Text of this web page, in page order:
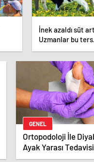
İnek azaldı süt
Uzmanlar bu ters
GENEL
Ortopodoloji İle
Ayak Yarası Tedavisi